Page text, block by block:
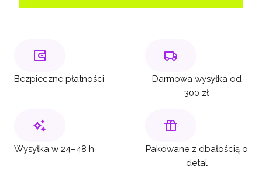
Bezpieczne płatności
Darmowa wysyłka od
300 zł
Wysyłka w 24–48 h
Pakowane z dbałością o
detal